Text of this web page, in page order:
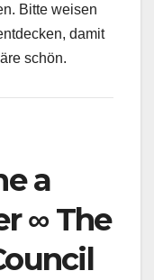
Bitte weisen
damit
schön.
a
∞ The